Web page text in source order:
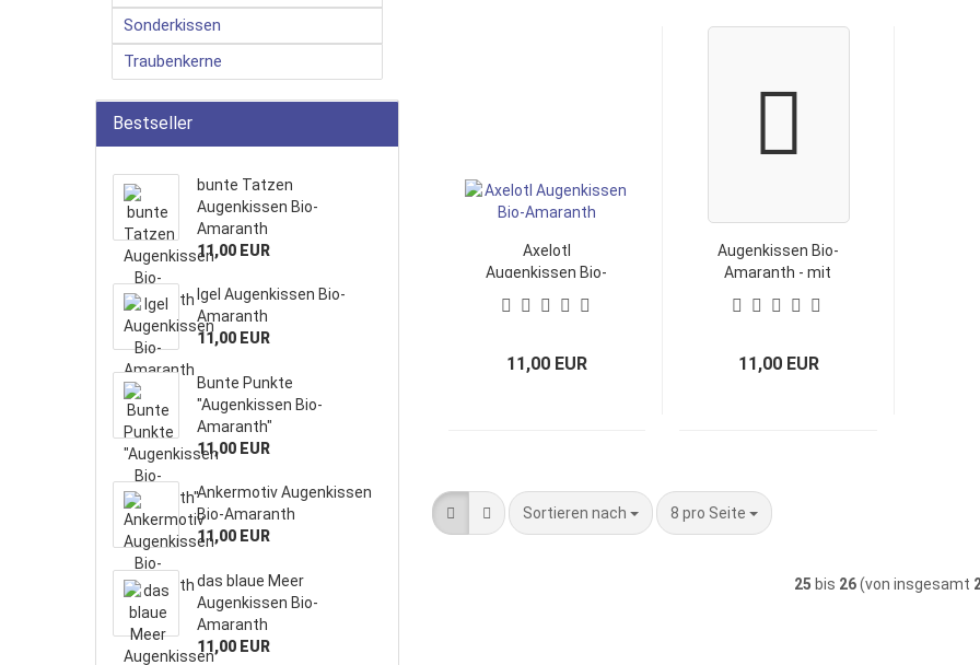
Axelotl
Augenkissen Bio-
11,00 EUR
Augenkissen Bio-
Amaranth - mit
11,00 EUR
Sortieren nach
Sortieren nach 8 pro Seite
pro Seite
25 bis 26(von insgesamt
Sonderkissen
Traubenkerne
Bestseller
bunte Tatzen
Augenkissen Bio-
Amaranth
11,00 EUR
Igel Augenkissen Bio-
Amaranth
11,00 EUR
Bunte Punkte
"Augenkissen Bio-
Amaranth"
11,00 EUR
Ankermotiv Augenkissen
Bio-Amaranth
11,00 EUR
das blaue Meer
Augenkissen Bio-
Amaranth
11,00 EUR